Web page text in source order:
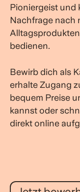
Pioniergeist und
Nachfrage nach
bedienen.
Bewirb dich als
erhalte Zugang
bequem Preise
kannst oder
direkt online